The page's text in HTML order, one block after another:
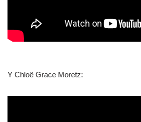
Y Chloë Grace Moretz: